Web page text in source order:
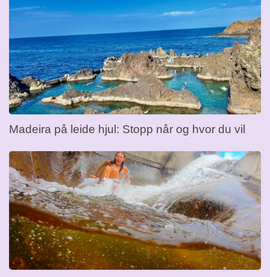
Madeira på leide hjul: Stopp når og hvor du vil